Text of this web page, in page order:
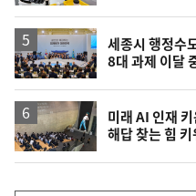
세종시 행정수
8대 과제 이달
미래 AI 인재
해답 찾는 힘